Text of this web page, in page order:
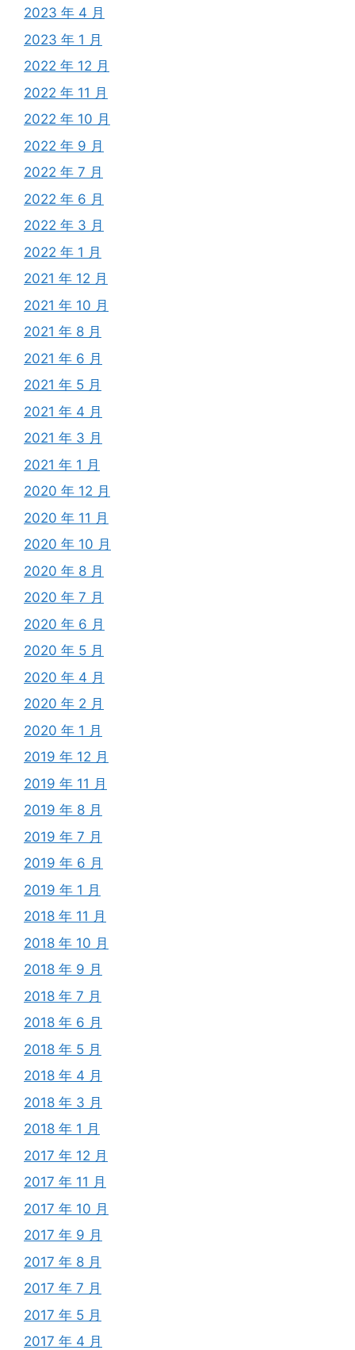
2023 年 4 月
2023 年 1 月
2022 年 12 月
2022 年 11 月
2022 年 10 月
2022 年 9 月
2022 年 7 月
2022 年 6 月
2022 年 3 月
2022 年 1 月
2021 年 12 月
2021 年 10 月
2021 年 8 月
2021 年 6 月
2021 年 5 月
2021 年 4 月
2021 年 3 月
2021 年 1 月
2020 年 12 月
2020 年 11 月
2020 年 10 月
2020 年 8 月
2020 年 7 月
2020 年 6 月
2020 年 5 月
2020 年 4 月
2020 年 2 月
2020 年 1 月
2019 年 12 月
2019 年 11 月
2019 年 8 月
2019 年 7 月
2019 年 6 月
2019 年 1 月
2018 年 11 月
2018 年 10 月
2018 年 9 月
2018 年 7 月
2018 年 6 月
2018 年 5 月
2018 年 4 月
2018 年 3 月
2018 年 1 月
2017 年 12 月
2017 年 11 月
2017 年 10 月
2017 年 9 月
2017 年 8 月
2017 年 7 月
2017 年 5 月
2017 年 4 月